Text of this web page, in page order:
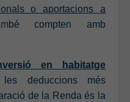
o aportacions a
compten amb
en habitatge
deduccions més
de la Renda és la